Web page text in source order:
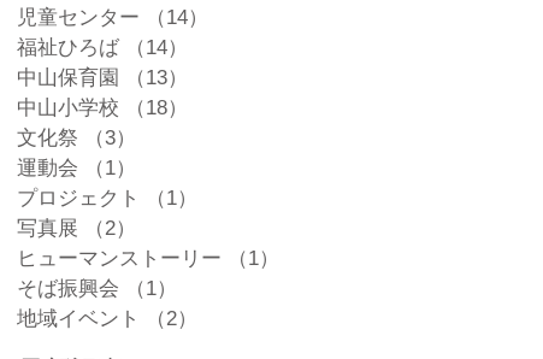
児童センター
（14）
福祉ひろば
（14）
中山保育園
（13）
中山小学校
（18）
文化祭
（3）
運動会
（1）
プロジェクト
（1）
写真展
（2）
ヒューマンストーリー
（1）
そば振興会
（1）
地域イベント
（2）